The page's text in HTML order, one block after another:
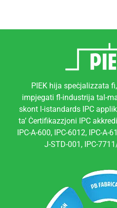
PIEK hija speċjalizzata
impjegati fl-industrija tal-
skont l-istandards IPC
ta’ Ċertifikazzjoni IPC
IPC-A-600, IPC-6012, IPC-A-
J-STD-001, IPC-